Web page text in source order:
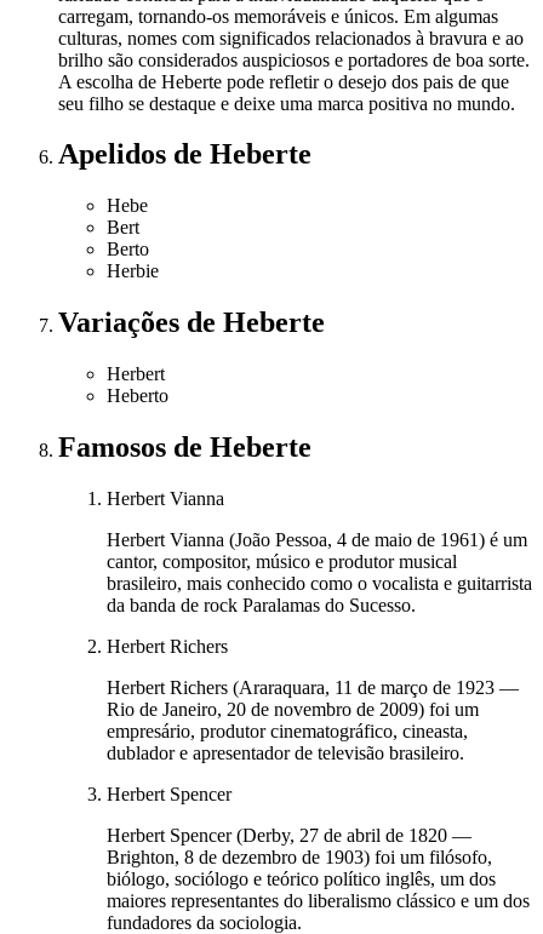
carregam, tornando-os memoráveis e únicos. Em algumas
culturas, nomes com significados relacionados à bravura e ao
brilho são considerados auspiciosos e portadores de boa sorte.
A escolha de Heberte pode refletir o desejo dos pais de que
seu filho se destaque e deixe uma marca positiva no mundo.
Apelidos de Heberte
Hebe
Bert
Berto
Herbie
Variações de Heberte
Herbert
Heberto
Famosos de Heberte
Herbert Vianna
Herbert Vianna (João Pessoa, 4 de maio de 1961) é um
cantor, compositor, músico e produtor musical
brasileiro, mais conhecido como o vocalista e guitarrista
da banda de rock Paralamas do Sucesso.
Herbert Richers
Herbert Richers (Araraquara, 11 de março de 1923 —
Rio de Janeiro, 20 de novembro de 2009) foi um
empresário, produtor cinematográfico, cineasta,
dublador e apresentador de televisão brasileiro.
Herbert Spencer
Herbert Spencer (Derby, 27 de abril de 1820 —
Brighton, 8 de dezembro de 1903) foi um filósofo,
biólogo, sociólogo e teórico político inglês, um dos
maiores representantes do liberalismo clássico e um dos
fundadores da sociologia.